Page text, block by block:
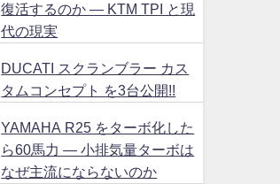
復活するのか ― KTM TPI と現
代の現実
DUCATI スクランブラー カス
タムコンセプト を3台公開!!
YAMAHA R25 をターボ化した
ら60馬力 ― 小排気量ターボは
なぜ主流にならないのか